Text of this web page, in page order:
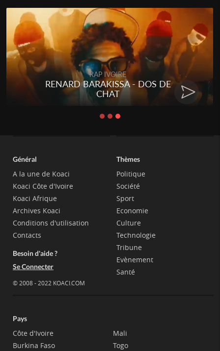
RAP IVOIRE
RENARD BARAKISSA - DOS DE
CHAT
Général
A la une de Koaci
Koaci Côte d'Ivoire
Koaci Afrique
Archives Koaci
Conditions d'utilisation
Contacts
Besoin d'aide ?
Se Connecter
© 2008 - 2022 KOACI.COM
Thèmes
Politique
Société
Sport
Economie
Culture
Technologie
Tribune
Evènement
Santé
Pays
Côte d'Ivoire
Burkina Faso
Mali
Togo